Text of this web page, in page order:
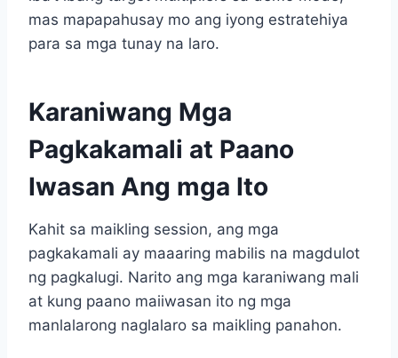
mas mapapahusay mo ang iyong estratehiya
para sa mga tunay na laro.
Karaniwang Mga
Pagkakamali at Paano
Iwasan Ang mga Ito
Kahit sa maikling session, ang mga
pagkakamali ay maaaring mabilis na magdulot
ng pagkalugi. Narito ang mga karaniwang mali
at kung paano maiiwasan ito ng mga
manlalarong naglalaro sa maikling panahon.